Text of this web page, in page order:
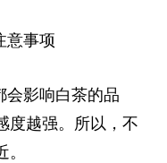
意事项
会影响白茶的品
度越强。所以，不
。